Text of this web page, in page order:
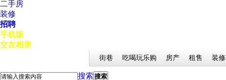
二手房
装修
招聘
手机版
交友相亲
街巷 吃喝玩乐购 房产 租售 装修
搜索 搜索